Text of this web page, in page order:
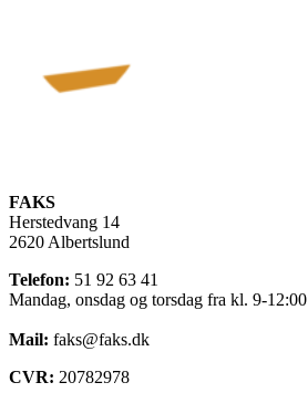
FAKS
Herstedvang 14
2620 Albertslund
Telefon: 51 92 63 41
Mandag, onsdag og torsdag fra kl. 9-12:00
Mail: faks@faks.dk
CVR: 20782978